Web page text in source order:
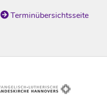
Terminübersichtsseite